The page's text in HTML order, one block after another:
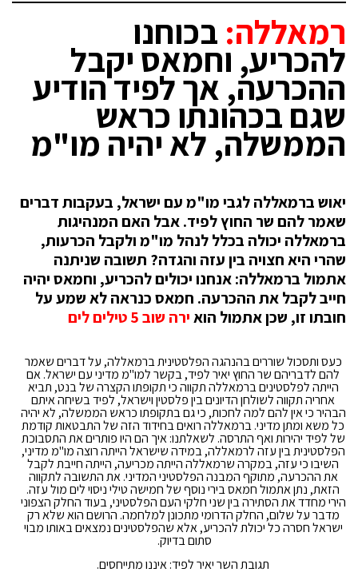
רמאללה: בכוחנו
להכריע, וחמאס יקבל
ההכרעה, אך לפיד הודיע
שגם בכהונתו כראש
הממשלה, לא יהיה מו"מ
יאוש ברמאללה לגבי מו"מ עם ישראל, בעקבות דברים
שאמר להם שר החוץ לפיד. אבל האם המנהיגות
ברמאללה יכולה בכלל לנהל מו"מ ולקבל הכרעות,
שהרי היא חצויה בין עזה והגדה? תשובה שניתנה
אתמול ברמאללה: אנחנו יכולים להכריע, וחמאס יהיה
חייב לקבל את ההכרעה. חמאס כנראה לא שמע על
חובתו זו, שכן אתמול הואירה שוב 5 טילים לים
כעס ותסכול שוררים בהנהגה הפלסטינית ברמאללה, על דברים שאמר
להם לדבריהם שר החוץ יאיר לפיד, בקשר למו"מ מדיני עם ישראל. אם
הייתה לפלסטינים ברמאללה תקווה כי תקופתו הקצרה של בנט, תביא
אחריה תקווה לשולחן הדיונים בין פלסטין וישראל, לפיד בשיחה איתם
הבהיר כי אין להם למה לחכות, כי גם בתקופתו כראש הממשלה, לא יהיה
כל משא ומתן מדיני. ברמאללה רואים בחידוד הזה של התבטאות קודמת
של לפיד יהירות ואף התרסה. לשאלתנו: איך הם היו פותרים את התסבוכת
הפלסטינית בין עזה לרמאללה, במידה שישראל הייתה רוצה מו"מ מדיני,
השיבו כי עזה, במקרה שרמאללה הייתה מכריעה, הייתה חייבת לקבל
את ההכרעה, מתוקף המבנה הפלסטיני המדיני. את התשובה לתקווה
הזאת, נתן אתמול חמאס בירי נוסף של חמישה טילי ניסוי לים מול עזה.
הירי מחדד את הסתירה בין שני חלקי העם הפלסטיני, בעוד החלק הצפוני
מדבר על שלום, החלק הדרומי מתכונן למלחמה. הרושם הוא שלא רק
ישראל חסרה כל יכולת להכריע, אלא שהפלסטינים נמצאים באותו מבוי
סתום בדיוק.
תגובת השר יאיר לפיד: איננו מתייחסים.